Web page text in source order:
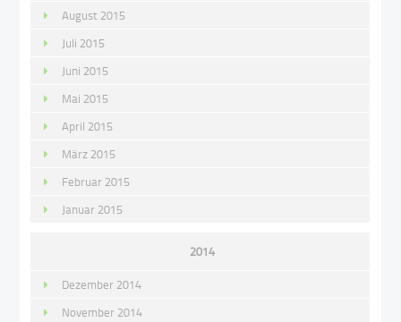
August 2015
Juli 2015
Juni 2015
Mai 2015
April 2015
März 2015
Februar 2015
Januar 2015
2014
Dezember 2014
November 2014